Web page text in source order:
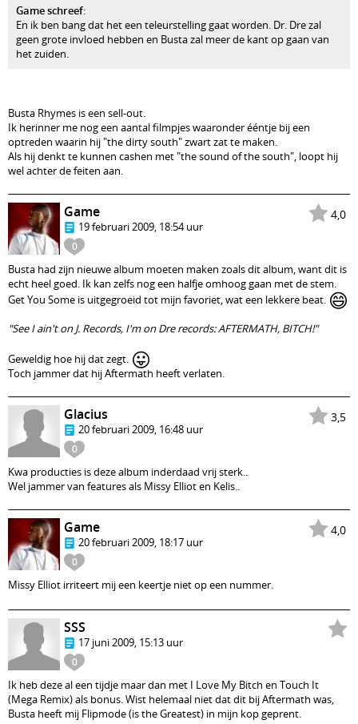
Game schreef:
En ik ben bang dat het een teleurstelling gaat worden. Dr. Dre zal
geen grote invloed hebben en Busta zal meer de kant op gaan van
het zuiden.
Busta Rhymes is een sell-out.
Ik herinner me nog een aantal filmpjes waaronder ééntje bij een
optreden waarin hij "the dirty south" zwart zat te maken.
Als hij denkt te kunnen cashen met "the sound of the south", loopt hij
wel achter de feiten aan.
4,0
0
Game
19 februari 2009, 18:54 uur
Busta had zijn nieuwe album moeten maken zoals dit album, want dit is
echt heel goed. Ik kan zelfs nog een halfje omhoog gaan met de stem.
Get You Some is uitgegroeid tot mijn favoriet, wat een lekkere beat. 😄
"See I ain't on J. Records, I'm on Dre records: AFTERMATH, BITCH!"
Geweldig hoe hij dat zegt. 😛
Toch jammer dat hij Aftermath heeft verlaten.
3,5
0
Glacius
20 februari 2009, 16:48 uur
Kwa producties is deze album inderdaad vrij sterk..
Wel jammer van features als Missy Elliot en Kelis..
4,0
0
Game
20 februari 2009, 18:17 uur
Missy Elliot irriteert mij een keertje niet op een nummer.
0
SSS
17 juni 2009, 15:13 uur
Ik heb deze al een tijdje maar dan met I Love My Bitch en Touch It
(Mega Remix) als bonus. Wist helemaal niet dat dit bij Aftermath was,
Busta heeft mij Flipmode (is the Greatest) in mijn kop geprent.